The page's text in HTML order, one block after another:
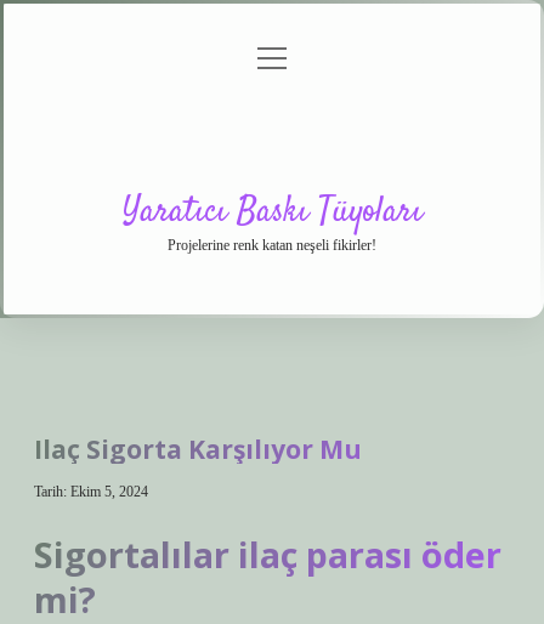
menüyü
Yaratıcı Baskı Tüyoları
Projelerine renk katan neşeli fikirler!
Ilaç Sigorta Karşılıyor Mu
Tarih: Ekim 5, 2024
Sigortalılar ilaç parası öder
mi?